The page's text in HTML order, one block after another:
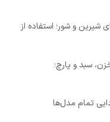
شیرین و شور؛ استفاده از
سبد و پارچ؛
تمام مدل‌ها